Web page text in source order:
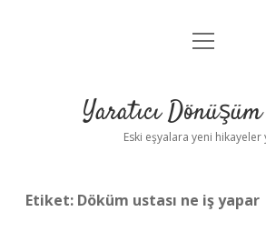
Anasayfa
Yasal Uyarı
menüyü
Yaratıcı
Eski eşyalara yeni hikayeler
Etiket: Döküm ustası ne iş yapar